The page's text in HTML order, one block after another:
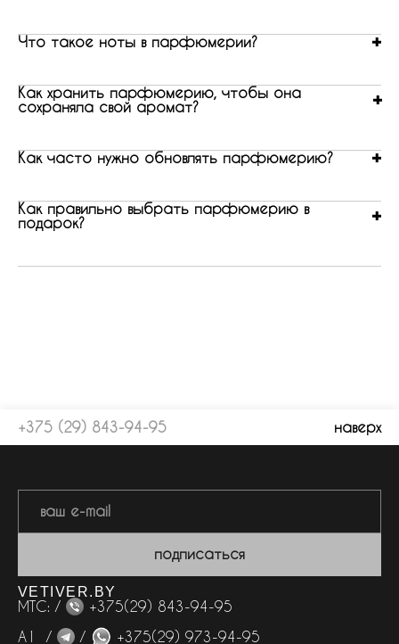
Что такое ноты в парфюмерии?
Как хранить парфюмерию, чтобы она
сохраняла свой аромат?
Как часто нужно обновлять парфюмерию?
Как правильно выбрать парфюмерию в
подарок?
+375 (29) 843-94-95 наверх
подписаться
VETIVER.BY
МТС: /
+375(29) 843-94-95
А1 /
/ +375(29) 973-94-95